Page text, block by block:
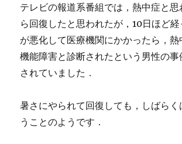
テレビの報道系番組では，熱中症と
ら回復したと思われたが，10日ほど
が悪化して医療機関にかかったら，
機能障害と診断されたという男性の事
されていました．
暑さにやられて回復しても，しばらく
うことのようです．